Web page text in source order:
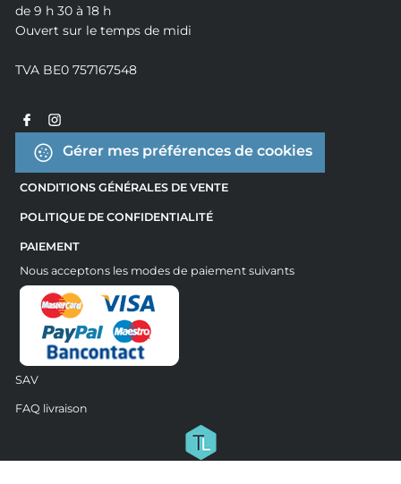
de 9 h 30 à 18 h
Ouvert sur le temps de midi
TVA BE0 757167548
Gérer mes préférences de cookies
CONDITIONS GÉNÉRALES DE VENTE
POLITIQUE DE CONFIDENTIALITÉ
PAIEMENT
Nous acceptons les modes de paiement suivants
SAV
FAQ livraison